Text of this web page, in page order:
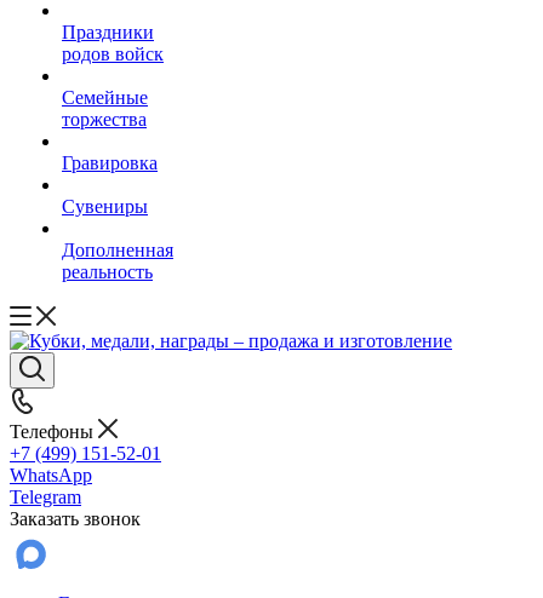
Праздники
родов войск
Семейные
торжества
Гравировка
Сувениры
Дополненная
реальность
Телефоны
+7 (499) 151-52-01
WhatsApp
Telegram
Заказать звонок